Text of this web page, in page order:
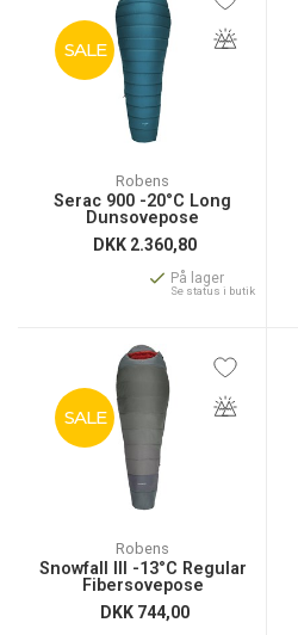
SALE
Robens
Serac 900 -20°C Long
Dunsovepose
DKK 2.360,80
På lager
Se status i butik
SALE
Robens
Snowfall III -13°C Regular
Fibersovepose
DKK 744,00